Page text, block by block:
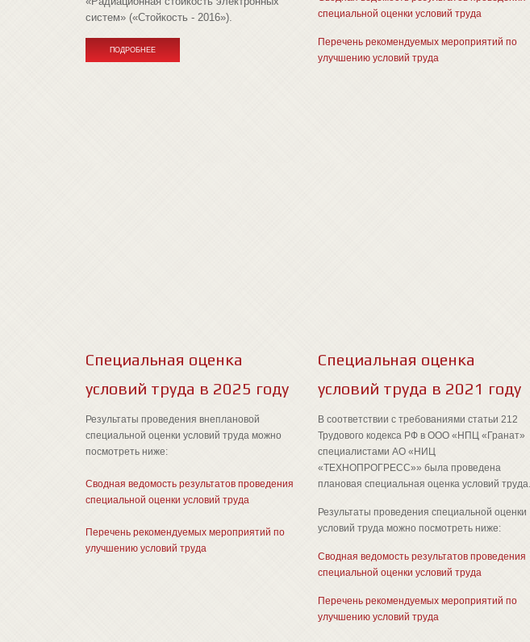
систем» («Стойкость - 2016»).
ПОДРОБНЕЕ
специальной оценки условий труда
Перечень рекомендуемых мероприятий по
улучшению условий труда
Специальная оценка
условий труда в 2025 году
Результаты проведения внеплановой
специальной оценки условий труда можно
посмотреть ниже:
Сводная ведомость результатов проведения
специальной оценки условий труда
Перечень рекомендуемых мероприятий по
улучшению условий труда
Специальная оценка
условий труда в 2021 году
В соответствии с требованиями статьи 212
Трудового кодекса РФ в ООО «НПЦ «Гранат»
специалистами АО «НИЦ
«ТЕХНОПРОГРЕСС»» была проведена
плановая специальная оценка условий труда.
Результаты проведения специальной оценки
условий труда можно посмотреть ниже:
Сводная ведомость результатов проведения
специальной оценки условий труда
Перечень рекомендуемых мероприятий по
улучшению условий труда